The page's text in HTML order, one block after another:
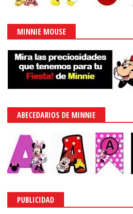
MINNIE MOUSE
ABECEDARIOS DE MINNIE
PUBLICIDAD